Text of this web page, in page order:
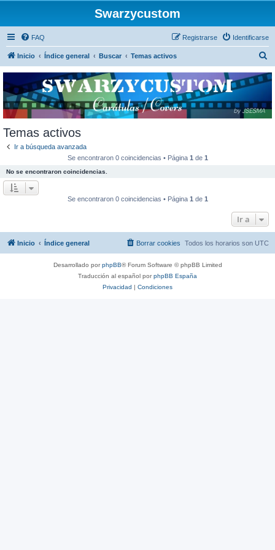
Swarzycustom
FAQ Identificarse
Registrarse
Inicio Índice general Buscar Temas activos
c
Temas activos
Ir a búsqueda avanzada
Se encontraron 0 coincidencias • Página 1de 1
No se encontraron coincidencias.
Se encontraron 0 coincidencias • Página 1de 1
Ir a
Inicio Índice general Todos los horarios son UTC
Borrar cookies
Desarrollado porphpBB® Forum Software © phpBB Limited
Traducción al español porphpBB España
Privacidad
Condiciones